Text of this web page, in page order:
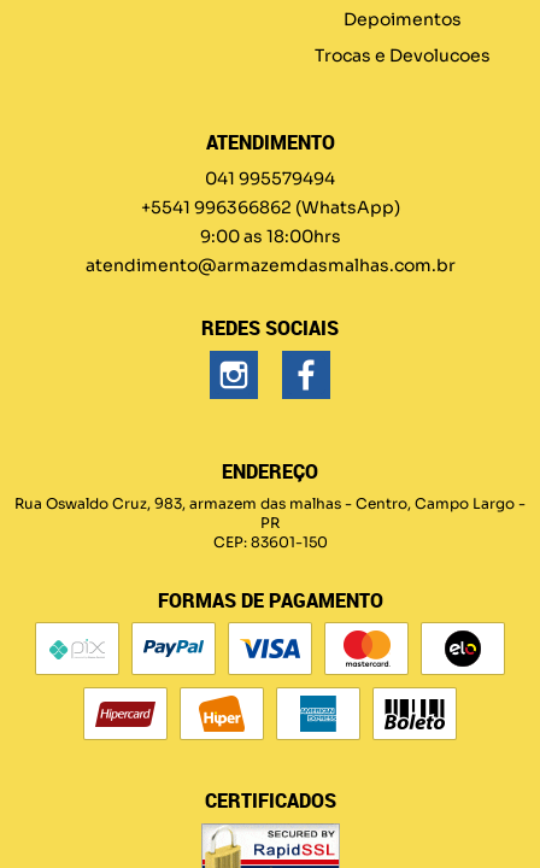
Depoimentos
Trocas e Devolucoes
ATENDIMENTO
041 995579494
+5541 996366862 (WhatsApp)
9:00 as 18:00hrs
atendimento@armazemdasmalhas.com.br
REDES SOCIAIS
ENDEREÇO
Rua Oswaldo Cruz, 983, armazem das malhas - Centro, Campo Largo -
PR
CEP: 83601-150
FORMAS DE PAGAMENTO
CERTIFICADOS